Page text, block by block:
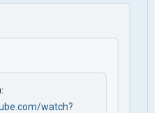
watch?